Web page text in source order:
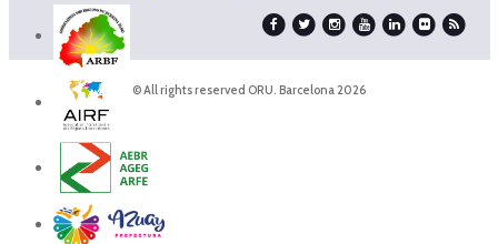
© All rights reserved ORU. Barcelona 2026